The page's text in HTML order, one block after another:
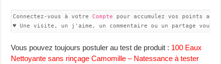
Connectez-vous à votre Compte pour accumulez vos points
♥ Une visite, un j'aime, un commentaire ou un partage vous
Vous pouvez toujours postuler au test de produit : 100 Eaux
Nettoyante sans rinçage Camomille – Natessance à tester